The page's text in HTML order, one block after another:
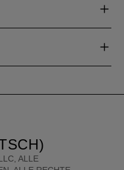
ALLE